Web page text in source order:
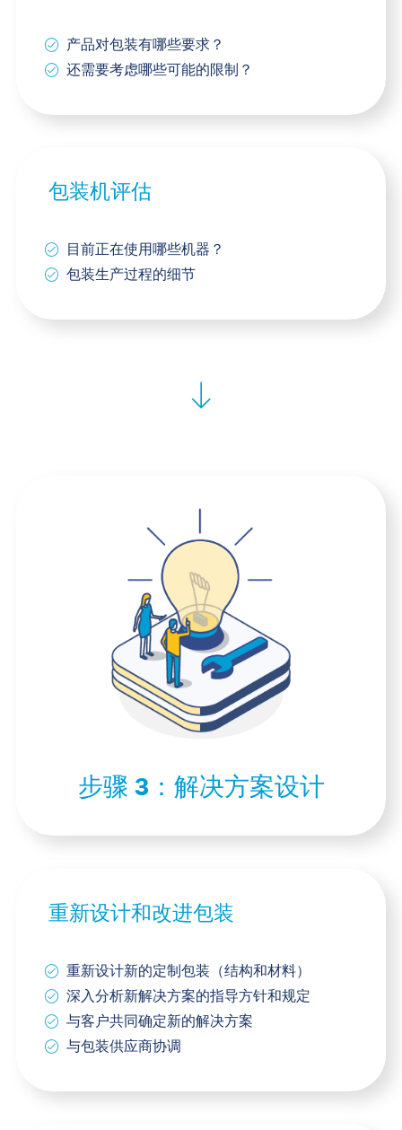
产品对包装有哪些要求？
还需要考虑哪些可能的限制？
包装机评估
目前正在使用哪些机器？
包装生产过程的细节
步骤 3： 解决方案设计
重新设计和改进包装
重新设计新的定制包装（结构和材料）
深入分析新解决方案的指导方针和规定
与客户共同确定新的解决方案
与包装供应商协调